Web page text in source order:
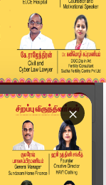
×
19-05-2...